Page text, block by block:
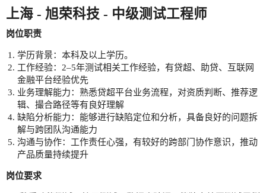
上海 - 旭荣科技 - 中级测试工程师
岗位职责
学历背景：本科及以上学历。
工作经验：2–5年测试相关工作经验，有贷超、助贷、互联网
金融平台经验优先
业务理解能力：熟悉贷超平台业务流程，对资质判断、推荐逻
辑、撮合路径等有良好理解
缺陷分析能力：能够进行缺陷定位和分析，具备良好的问题拆
解与跨团队沟通能力
沟通与协作：工作责任心强，有较好的跨部门协作意识，推动
产品质量持续提升
岗位要求